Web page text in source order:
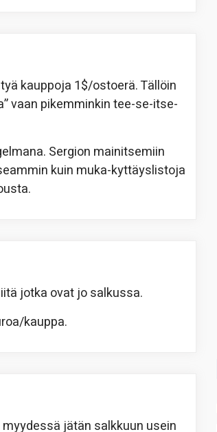
kauppoja 1$/ostoerä. Tällöin
vaan pikemminkin tee-se-itse-
Sergion mainitsemiin
kuin muka-kyttäyslistoja
jotka ovat jo salkussa.
kauppa.
jätän salkkuun usein